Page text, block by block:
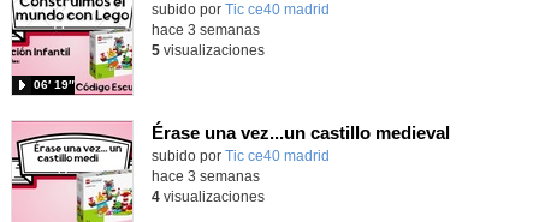
subido por Tic ce40 madrid
06′ 19″
hace 3 semanas
5visualizaciones
Érase una vez...un castillo medieval
subido por Tic ce40 madrid
hace 3 semanas
4visualizaciones